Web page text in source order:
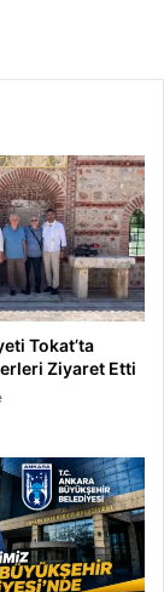
Tokat’ta
Ziyaret Etti